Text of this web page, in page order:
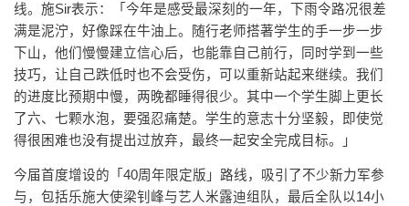
线。施Sir表示：「今年是感受最深刻的一年，下雨令路况很差
满是泥泞，好像踩在牛油上。随行老师搭著学生的手一步一步
下山，他们慢慢建立信心后，也能靠自己前行，同时学到一些
技巧，让自己跌低时也不会受伤，可以重新站起来继续。我们
的进度比预期中慢，两晚都睡得很少。其中一个学生脚上更长
了六、七颗水泡，要强忍痛楚。学生的意志十分坚毅，即使觉
得很困难也没有提出过放弃，最终一起安全完成目标。」
今届首度增设的「40周年限定版」路线，吸引了不少新力军参
与，包括乐施大使梁钊峰与艺人米露迪组队，最后全队以14小